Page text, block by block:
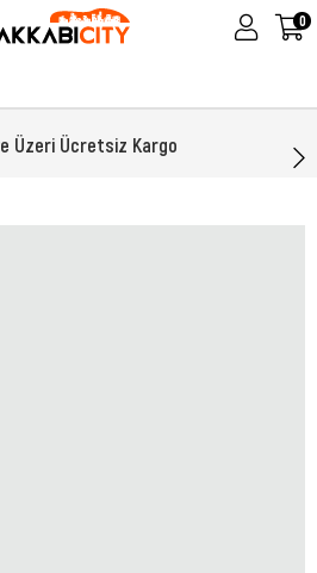
0
Üzeri Ücretsiz Kargo